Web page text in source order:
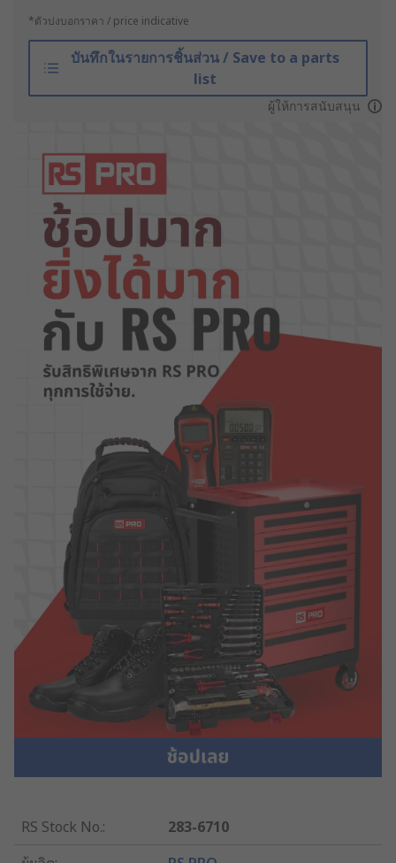
*ตัวบ่งบอกราคา / price indicative
บันทึกในรายการชิ้นส่วน / Save to a parts
list
ผู้ให้การสนับสนุน
RS Stock No.:
283-6710